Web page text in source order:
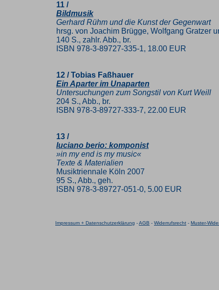
11 /
Bildmusik
Gerhard Rühm und die Kunst der Gegenwart
hrsg. von Joachim Brügge, Wolfgang Gratzer
140 S., zahlr. Abb., br.
ISBN 978-3-89727-335-1, 18.00 EUR
12 / Tobias Faßhauer
Ein Aparter im Unaparten
Untersuchungen zum Songstil von Kurt Weill
204 S., Abb., br.
ISBN 978-3-89727-333-7, 22.00 EUR
13 /
luciano berio: komponist
»in my end is my music«
Texte & Materialien
Musiktriennale Köln 2007
95 S., Abb., geh.
ISBN 978-3-89727-051-0, 5.00 EUR
Impressum + Datenschutzerklärung -AGB - Widerrufsrecht - Muster-